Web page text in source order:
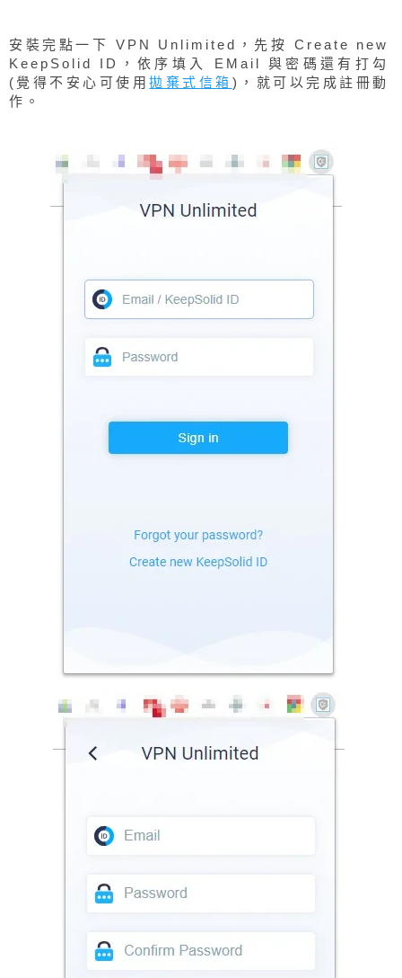
安裝完點一下 VPN Unlimited，先按 Create new
KeepSolid ID，依序填入 EMail 與密碼還有打勾
(覺得不安心可使用拋棄式信箱 )，就可以完成註冊動
作。